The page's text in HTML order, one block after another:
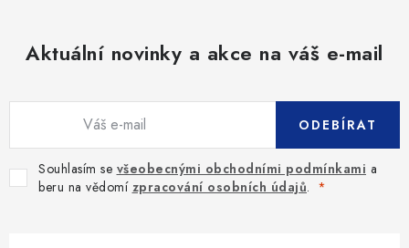
Aktuální novinky a akce na váš e-mail
Souhlasím se všeobecnými obchodními podmínkami a
beru na vědomí zpracování osobních údajů.
ODEBÍRAT